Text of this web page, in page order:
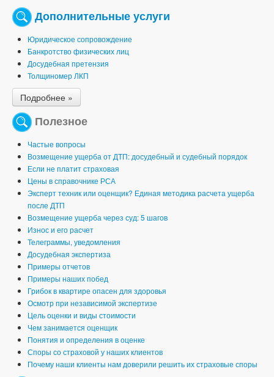
Дополнительные услуги
Юридическое сопровождение
Банкротство физических лиц
Досудебная претензия
Толщиномер ЛКП
Подробнее »
Полезное
Частые вопросы
Возмещение ущерба от ДТП: досудебный и судебный порядок
Если не платит страховая
Цены в справочнике РСА
Эксперт техник или оценщик? Единая методика расчета ущерба
после ДТП
Возмещение ущерба через суд: 5 шагов
Износ и его расчет
Телеграммы, уведомления
Досудебная экспертиза
Примеры отчетов
Примеры наших побед
Грибок в квартире опасен для здоровья
Осмотр при независимой экспертизе
Цель оценки и виды стоимости
Чем занимается оценщик
Понятия и определения в оценке
Споры со страховой у наших клиентов
Почему наши клиенты нам доверили решить их страховые споры